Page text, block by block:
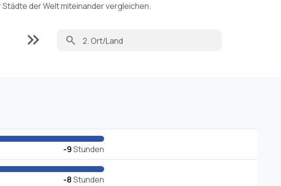
der Welt miteinander vergleichen.
keyboard_double_arrow_right search
-9Stunden
-8Stunden